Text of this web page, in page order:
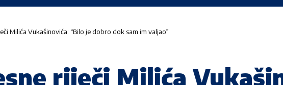
Milića Vukašinovića: “Bilo je dobro dok sam im valjao”
riječi Milića